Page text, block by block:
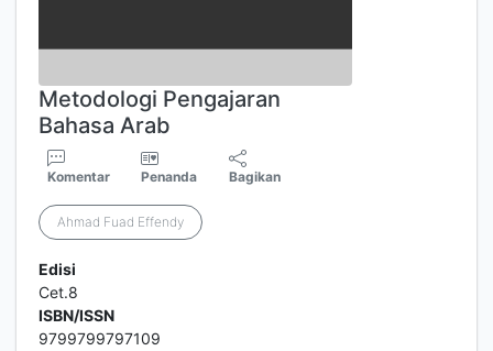
Metodologi Pengajaran
Bahasa Arab
Komentar Penanda Bagikan
Ahmad Fuad Effendy
Edisi
Cet.8
ISBN/ISSN
9799799797109